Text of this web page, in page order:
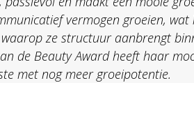
vermogen groeien,
ze structuur aanbrengt
de Beauty Award heeft haar
met nog meer groeipotentie.